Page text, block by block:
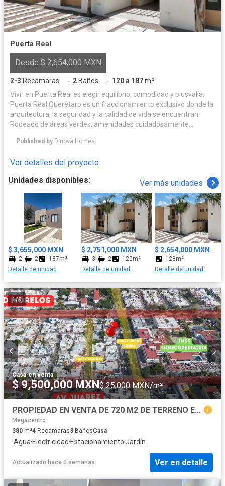
Puerta Real
Desde $ 2,654,000 MXN
2-3 Recámaras · 2 Baños · 120 a 187m²
Vivir en Puerta Real es elegir equilibrio, comodidad y plusvalía.
Puerta Real Querétaro es un fraccionamiento exclusivo donde la
arquitectura, la seguridad y la calidad de vida se encuentran.
Rodeado de áreas verdes, amenidades cuidadosamente
armonioso para disfrutar cada día. Su ubicación privilegiada
Acceso controlado 24/7, mantenimiento permanente y un
ambiente residencial que eleva tu forma de vivir. Puerta Real no
es solo un hogar, es un estándar de vida.
Published by Dinova Homes
Ver detalles del proyecto
Unidades disponibles:
Ver más unidades
$ 3,655,000 MXN
2 2
187m²
Detalle de unidad
$ 2,751,000 MXN
3 2
120m²
Detalle de unidad
$ 2,654,000 MXN
128m²
Detalle de unidad
1/9
Casa·en venta
$ 9,500,000 MXN$ 25,000 MXN/m²
PROPIEDAD EN VENTA DE 720 M2 DE TERRENO EN COLONIA CONSTITUCION
Megacentro
380 m²4 Recámaras3 BañosCasa
·Agua·Electricidad·Estacionamiento·Jardín
Actualizado hace 0 semanas Ver en detalle